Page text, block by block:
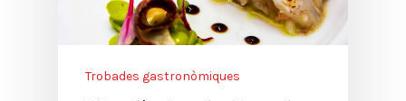
Trobades gastronòmiques